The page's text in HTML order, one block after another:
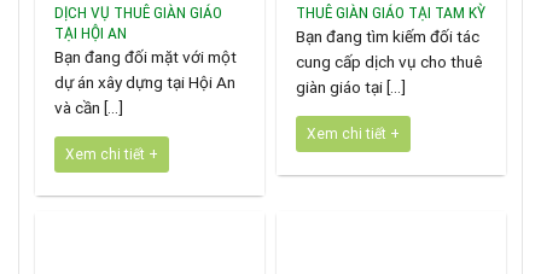
DỊCH VỤ THUÊ GIÀN GIÁO
TẠI HỘI AN
Bạn đang đối mặt với một
dự án xây dựng tại Hội An
và cần [...]
Xem chi tiết +
THUÊ GIÀN GIÁO TẠI TAM KỲ
Bạn đang tìm kiếm đối tác
cung cấp dịch vụ cho thuê
giàn giáo tại [...]
Xem chi tiết +